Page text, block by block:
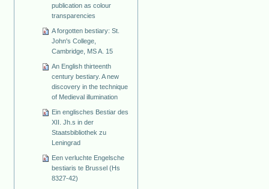
publication as colour
transparencies
A forgotten bestiary: St.
John's College,
Cambridge, MS A. 15
An English thirteenth
century bestiary. A new
discovery in the technique
of Medieval illumination
Ein englisches Bestiar des
XII. Jh.s in der
Staatsbibliothek zu
Leningrad
Een verluchte Engelsche
bestiaris te Brussel (Hs
8327-42)